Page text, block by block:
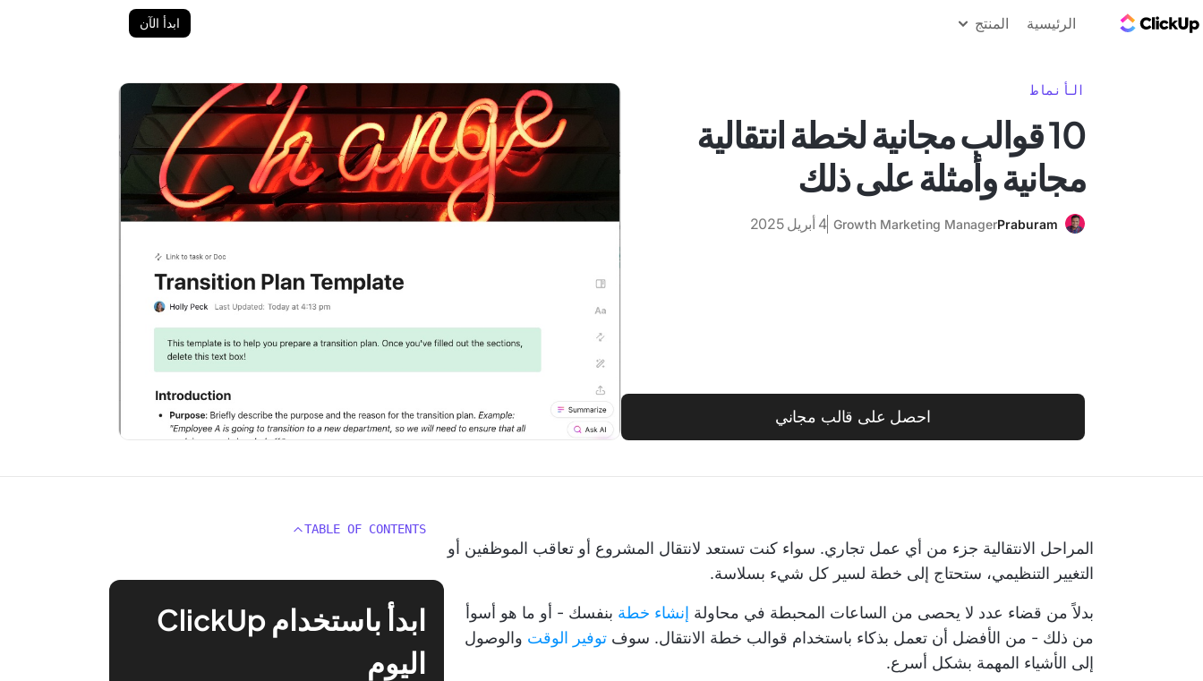
الرئيسية المنتج ابدأ الآن
الأنماط
10 قوالب مجانية لخطة انتقالية
مجانية وأمثلة على ذلك
Praburam
Growth Marketing Manager 4 أبريل 2025
احصل على قالب مجاني
المراحل الانتقالية جزء من أي عمل تجاري. سواء كنت تستعد لانتقال المشروع أو تعاقب الموظفين أو
التغيير التنظيمي، ستحتاج إلى خطة لسير كل شيء بسلاسة.
بدلاً من قضاء عدد لا يحصى من الساعات المحبطة في محاولة إنشاء خطة بنفسك - أو ما هو أسوأ
من ذلك - من الأفضل أن تعمل بذكاء باستخدام قوالب خطة الانتقال. سوف توفير الوقت والوصول
إلى الأشياء المهمة بشكل أسرع.
TABLE OF CONTENTS
ابدأ باستخدام ClickUp
اليوم